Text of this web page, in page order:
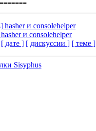
hasher и consolehelper
и consolehelper
[ дате ] [ дискуссии ] [ теме ]
Sisyphus